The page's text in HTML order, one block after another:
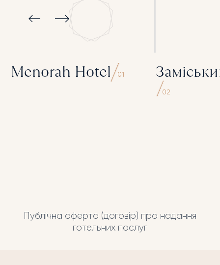
Menorah Hotel 01
02
Публічна оферта (договір) про надання
готельних послуг